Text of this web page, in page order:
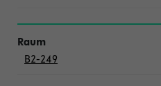
B2-249